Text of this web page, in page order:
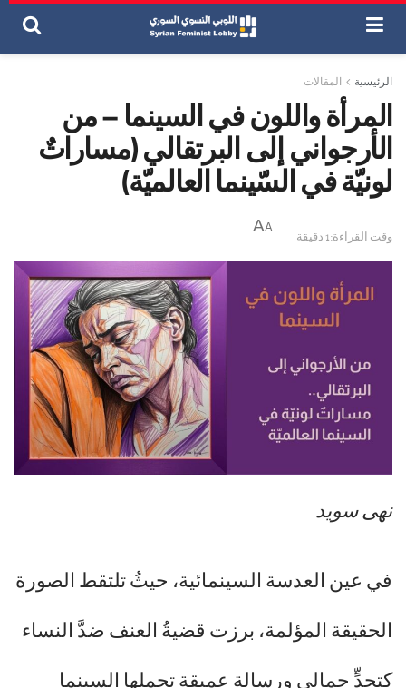
الرئيسية المقالات
المرأة واللون في السينما – من
الأرجواني إلى البرتقالي (مساراتٌ
لونيّة في السّينما العالميّة)
وقت القراءة:1 دقيقة
A
A
نهى سويد
في عين العدسة السينمائية، حيثُ تلتقط الصورة
الحقيقة المؤلمة، برزت قضيةُ العنف ضدَّ النساء